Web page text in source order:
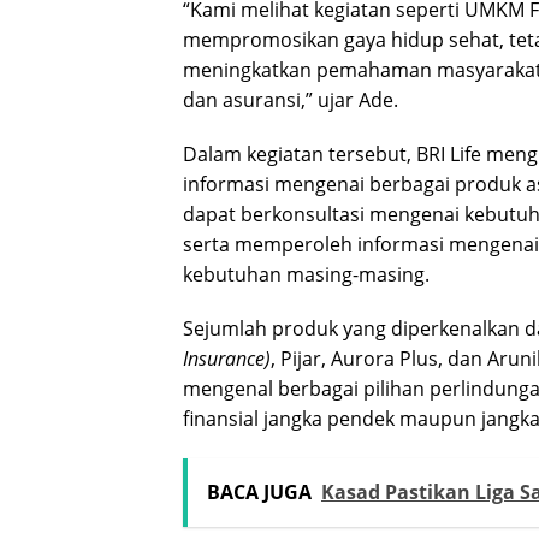
“Kami melihat kegiatan seperti UMKM
mempromosikan gaya hidup sehat,
meningkatkan pemahaman
dan asuransi,” ujar Ade.
Dalam kegiatan tersebut, BRI Life
informasi mengenai berbagai produk
dapat berkonsultasi mengenai
serta memperoleh informasi
kebutuhan masing-masing.
Sejumlah produk yang diperkenalkan
Insurance), Pijar, Aurora Plus, dan
mengenal berbagai pilihan
finansial jangka pendek maupun
BACA JUGA Kasad Pastikan Liga